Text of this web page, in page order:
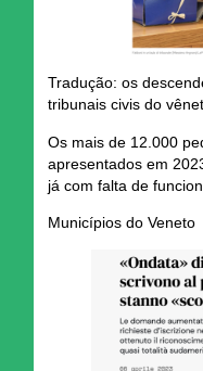
Tradução: os
tribunais civis do
Os mais de 12.000
apresentados em
já com falta de
Municípios do Veneto